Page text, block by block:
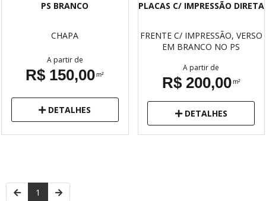
PS BRANCO
CHAPA
A partir de
R$ 150,00m²
DETALHES
PLACAS C/ IMPRESSÃO DIRETA
FRENTE C/ IMPRESSÃO, VERSO
EM BRANCO NO PS
A partir de
R$ 200,00m²
DETALHES
1